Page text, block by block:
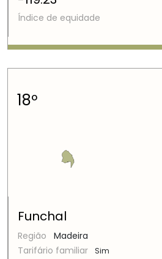
Índice de equidade
18º
Funchal
Região
Madeira
Tarifário familiar
Sim